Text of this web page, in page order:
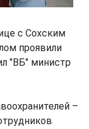
с Сохским
проявили
"ВБ" министр
–